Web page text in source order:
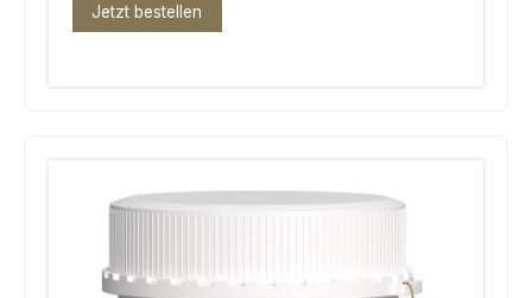
Jetzt bestellen